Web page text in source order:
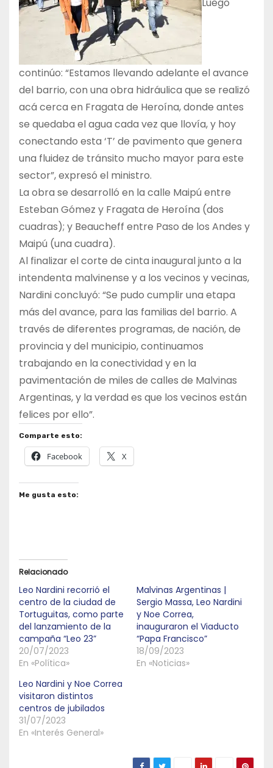
Luego
continúo: “Estamos llevando adelante el avance
del barrio, con una obra hidráulica que se realizó
acá cerca en Fragata de Heroína, donde antes
se quedaba el agua cada vez que llovía, y hoy
conectando esta ‘T’ de pavimento que genera
una fluidez de tránsito mucho mayor para este
sector”, expresó el ministro.
La obra se desarrolló en la calle Maipú entre
Esteban Gómez y Fragata de Heroína (dos
cuadras); y Beaucheff entre Paso de los Andes y
Maipú (una cuadra).
Al finalizar el corte de cinta inaugural junto a la
intendenta malvinense y a los vecinos y vecinas,
Nardini concluyó: “Se pudo cumplir una etapa
más del avance, para las familias del barrio. A
través de diferentes programas, de nación, de
provincia y del municipio, continuamos
trabajando en la conectividad y en la
pavimentación de miles de calles de Malvinas
Argentinas, y la verdad es que los vecinos están
felices por ello”.
Comparte esto:
Facebook X
Me gusta esto:
Relacionado
Leo Nardini recorrió el
centro de la ciudad de
Tortuguitas, como parte
del lanzamiento de la
campaña “Leo 23”
20/07/2023
En «Política»
Malvinas Argentinas |
Sergio Massa, Leo Nardini
y Noe Correa,
inauguraron el Viaducto
“Papa Francisco”
18/09/2023
En «Noticias»
Leo Nardini y Noe Correa
visitaron distintos
centros de jubilados
31/07/2023
En «Interés General»